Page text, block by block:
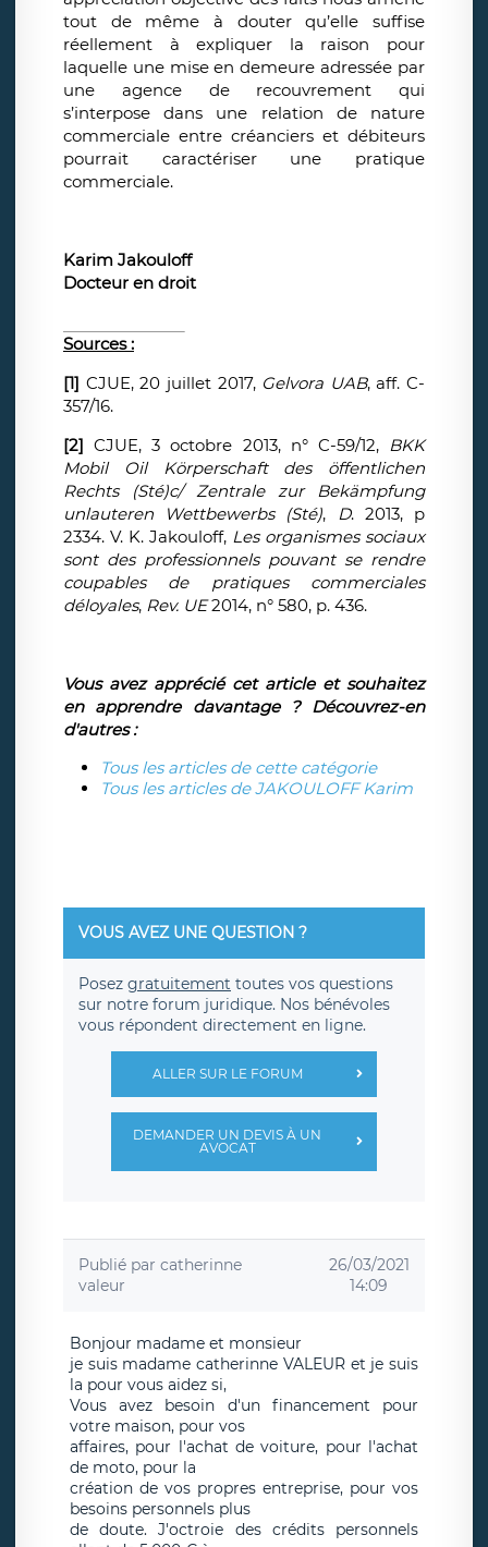
tout de même à douter qu’elle suffise
réellement à expliquer la raison pour
laquelle une mise en demeure adressée par
une agence de recouvrement qui
s’interpose dans une relation de nature
commerciale entre créanciers et débiteurs
pourrait caractériser une pratique
commerciale.
Karim Jakouloff
Docteur en droit
Sources :
[1] CJUE, 20 juillet 2017, Gelvora UAB, aff. C-
357/16.
[2] CJUE, 3 octobre 2013, n° C-59/12, BKK
Mobil Oil Körperschaft des öffentlichen
Rechts (Sté)c/ Zentrale zur Bekämpfung
unlauteren Wettbewerbs (Sté), D. 2013, p
2334. V. K. Jakouloff, Les organismes sociaux
sont des professionnels pouvant se rendre
coupables de pratiques commerciales
déloyales, Rev. UE2014, n° 580, p. 436.
Vous avez apprécié cet article et souhaitez
en apprendre davantage ? Découvrez-en
d'autres :
Tous les articles de cette catégorie
Tous les articles de JAKOULOFF Karim
VOUS AVEZ UNE QUESTION ?
Posez gratuitement toutes vos questions
sur notre forum juridique. Nos bénévoles
vous répondent directement en ligne.
ALLER SUR LE FORUM
DEMANDER UN DEVIS À UN
AVOCAT
Publié par catherinne
valeur
26/03/2021
14:09
Bonjour madame et monsieur
je suis madame catherinne VALEUR et je suis
la pour vous aidez si,
Vous avez besoin d'un financement pour
votre maison, pour vos
affaires, pour l'achat de voiture, pour l'achat
de moto, pour la
création de vos propres entreprise, pour vos
besoins personnels plus
de doute. J'octroie des crédits personnels